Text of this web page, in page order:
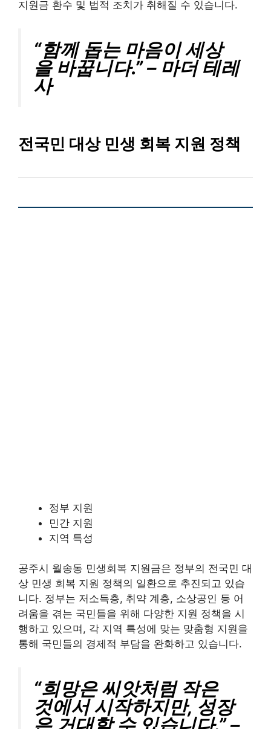
지원금 환수 및 법적 조치가 취해질 수 있습니다.
“함께 돕는 마음이 세상
을 바꿉니다.” – 마더 테레
사
전국민 대상 민생 회복 지원 정책
정부 지원
민간 지원
지역 특성
공주시 월송동 민생회복 지원금은 정부의 전국민 대
상 민생 회복 지원 정책의 일환으로 추진되고 있습
니다. 정부는 저소득층, 취약 계층, 소상공인 등 어
려움을 겪는 국민들을 위해 다양한 지원 정책을 시
행하고 있으며, 각 지역 특성에 맞는 맞춤형 지원을
통해 국민들의 경제적 부담을 완화하고 있습니다.
“희망은 씨앗처럼 작은
것에서 시작하지만, 성장
은 거대할 수 있습니다.” –